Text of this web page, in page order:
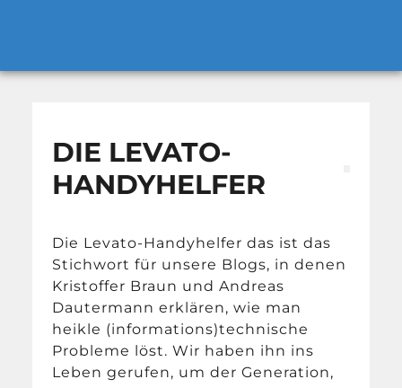
DIE LEVATO-
HANDYHELFER
Die Levato-Handyhelfer das ist das
Stichwort für unsere Blogs, in denen
Kristoffer Braun und Andreas
Dautermann erklären, wie man
heikle (informations)technische
Probleme löst. Wir haben ihn ins
Leben gerufen, um der Generation,